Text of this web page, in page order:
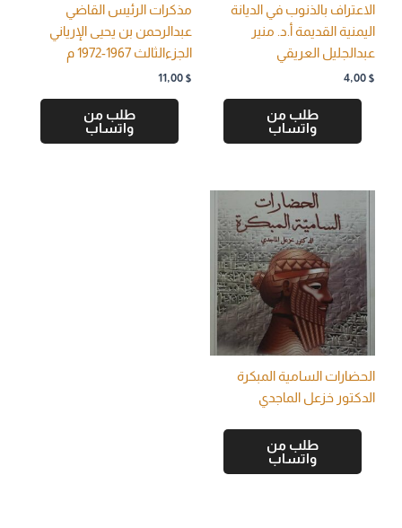
الاعتراف بالذنوب في الديانة
اليمنية القديمة أ.د. منير
عبدالجليل العريقي
4,00 $
طلب من
واتساب
مذكرات الرئيس القاضي
عبدالرحمن بن يحيى الإرياني
الجزءالثالث 1967-1972 م
11,00 $
طلب من
واتساب
الحضارات السامية المبكرة
الدكتور خزعل الماجدي
طلب من
واتساب